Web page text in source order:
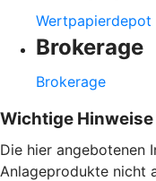
Wertpapierdepot
Brokerage
Brokerage
Wichtige
Die hier angebotenen
Anlageprodukte nicht